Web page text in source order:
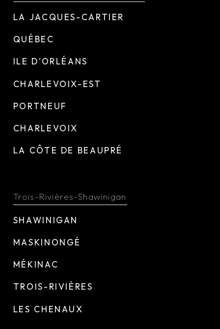
LA JACQUES-CARTIER
QUÉBEC
ILE D'ORLÉANS
CHARLEVOIX-EST
PORTNEUF
CHARLEVOIX
LA CÔTE DE BEAUPRÉ
Trois-Rivières-Shawinigan
SHAWINIGAN
MASKINONGÉ
MÉKINAC
TROIS-RIVIÈRES
LES CHENAUX